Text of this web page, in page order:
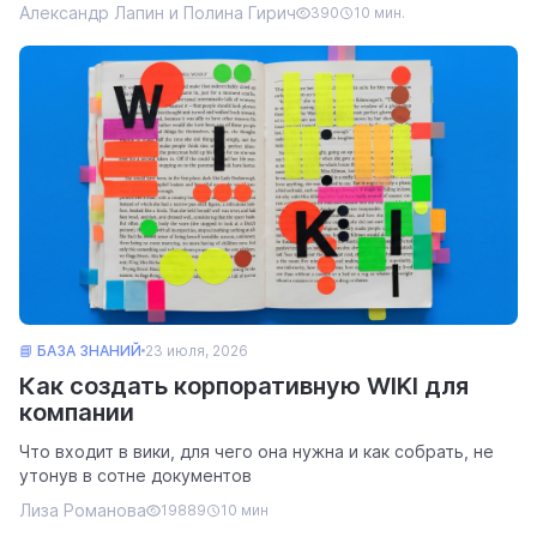
Александр Лапин и Полина Гирич
390 10 мин.
📘 БАЗА ЗНАНИЙ 23 июля, 2026
Как создать корпоративную WIKI для
компании
Что входит в вики, для чего она нужна и как собрать, не
утонув в сотне документов
Лиза Романова
19889 10 мин